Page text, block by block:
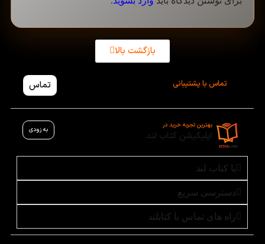
بازگشت بالا
تماس با پشتیبانی تماس
بهترین تجربه خرید در
اپلیکیشن کتاب لند به زودی
با کتاب لند
دسترسی سریع
راه های تماس با کتابلند